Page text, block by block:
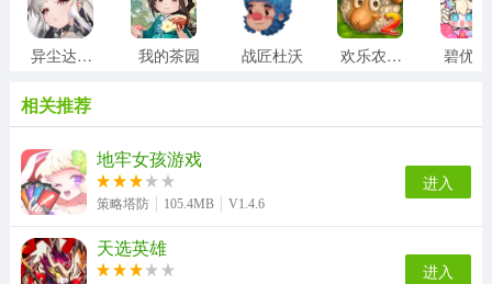
异尘达米拉 我的茶园 战匠杜沃 欢乐农场2中文版
相关推荐
地牢女孩游戏
策略塔防 105.4MB V1.4.6
进入
天选英雄
进入